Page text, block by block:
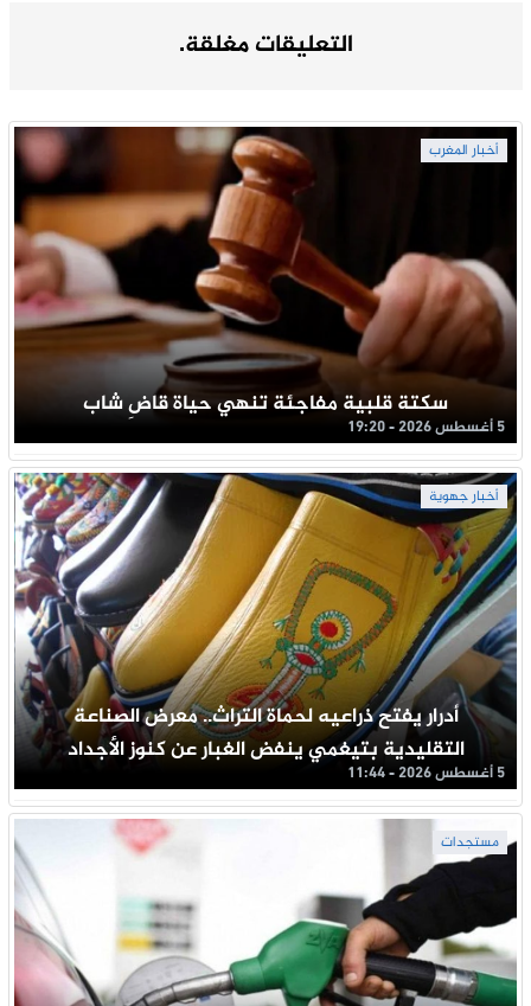
التعليقات مغلقة.
أخبار المغرب
سكتة قلبية مفاجئة تنهي حياة قاضِ شاب
5 أغسطس 2026 - 19:20
أخبار جهوية
أدرار يفتح ذراعيه لحماة التراث.. معرض الصناعة
التقليدية بتيغمي ينفض الغبار عن كنوز الأجداد
5 أغسطس 2026 - 11:44
مستجدات